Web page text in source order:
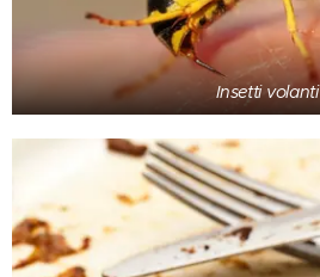
Insetti volanti